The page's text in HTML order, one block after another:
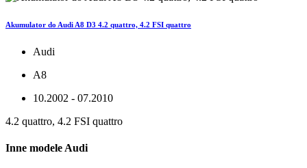
Akumulator do Audi A8 D3 4.2 quattro, 4.2 FSI quattro
Audi
A8
10.2002 - 07.2010
4.2 quattro, 4.2 FSI quattro
Inne modele Audi